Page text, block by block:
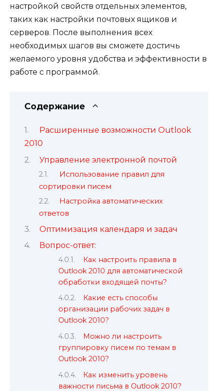
настройкой свойств отдельных элементов,
таких как настройки почтовых ящиков и
серверов. После выполнения всех
необходимых шагов вы сможете достичь
желаемого уровня удобства и эффективности в
работе с программой.
Содержание
Расширенные возможности Outlook
2010
Управление электронной почтой
Использование правил для
сортировки писем
Настройка автоматических
ответов
Оптимизация календаря и задач
Вопрос-ответ:
Как настроить правила в
Outlook 2010 для автоматической
обработки входящей почты?
Какие есть способы
организации рабочих задач в
Outlook 2010?
Можно ли настроить
группировку писем по темам в
Outlook 2010?
Как изменить уровень
важности письма в Outlook 2010?